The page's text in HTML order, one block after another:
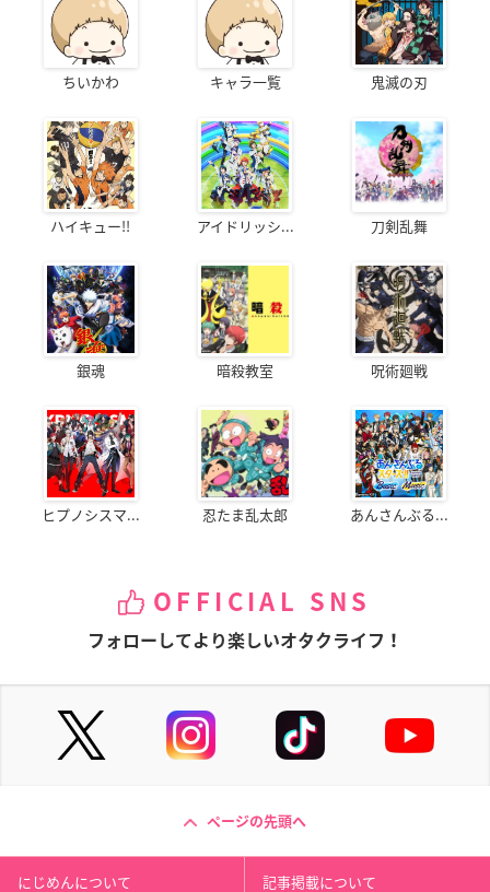
ちいかわ キャラ一覧 鬼滅の刃
ハイキュー!! アイドリッシ... 刀剣乱舞
銀魂 暗殺教室 呪術廻戦
ヒプノシスマ... 忍たま乱太郎 あんさんぶる...
OFFICIAL SNS
フォローしてより楽しいオタクライフ！
ページの先頭へ
にじめんについて 記事掲載について